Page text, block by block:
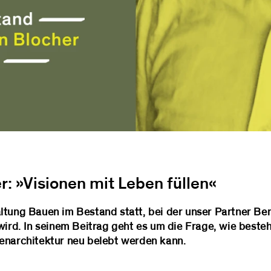
»Visionen mit Leben füllen«
Bauen im Bestand statt, bei der unser Partner
In seinem Beitrag geht es um die Frage, wie
neu belebt werden kann.